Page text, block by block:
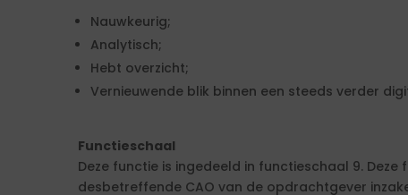
Nauwkeurig;
Analytisch;
Hebt overzicht;
Vernieuwende blik binnen een steeds verder
Functieschaal
Deze functie is ingedeeld in functieschaal 9.
desbetreffende CAO van de opdrachtgever